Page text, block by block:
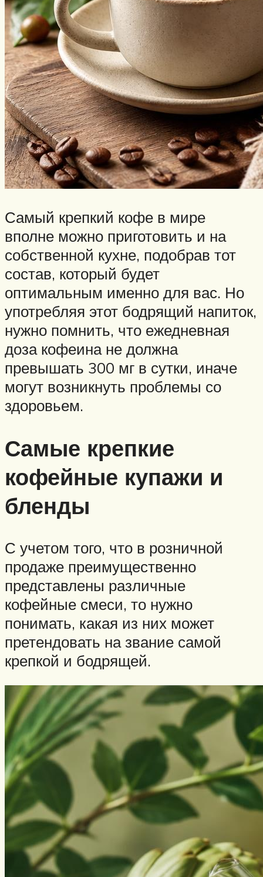
Самый крепкий кофе в мире
вполне можно приготовить и на
собственной кухне, подобрав тот
состав, который будет
оптимальным именно для вас. Но
употребляя этот бодрящий напиток,
нужно помнить, что ежедневная
доза кофеина не должна
превышать 300 мг в сутки, иначе
могут возникнуть проблемы со
здоровьем.
Самые крепкие
кофейные купажи и
бленды
С учетом того, что в розничной
продаже преимущественно
представлены различные
кофейные смеси, то нужно
понимать, какая из них может
претендовать на звание самой
крепкой и бодрящей.